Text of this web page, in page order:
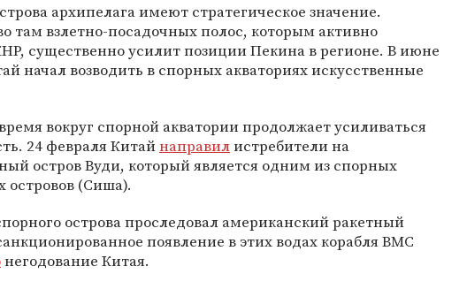
архипелага имеют стратегическое значение.
там взлетно-посадочных полос, которым активно
существенно усилит позиции Пекина в регионе. В июне
начал возводить в спорных акваториях искусственные
вокруг спорной акватории продолжает усиливаться
24 февраля Китайнаправилистребители на
остров Вуди, который является одним из спорных
островов (Сиша).
острова проследовал американский ракетный
появление в этих водах корабля ВМС
негодование Китая.